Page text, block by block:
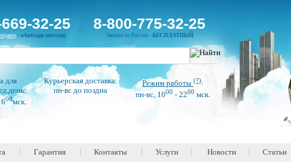
32-25
- whatsapp (вотсап)
8-800-775-32-25
Звонок по России - БЕСПЛАТНЫЙ
для
00мск.
Курьерская доставка:
пн-вс до поздна
Режим работы(?):
пн-вс, 1000 - 2200 мск.
Гарантия Контакты Услуги Новости Статьи